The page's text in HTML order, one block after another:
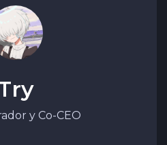
y Co-CEO